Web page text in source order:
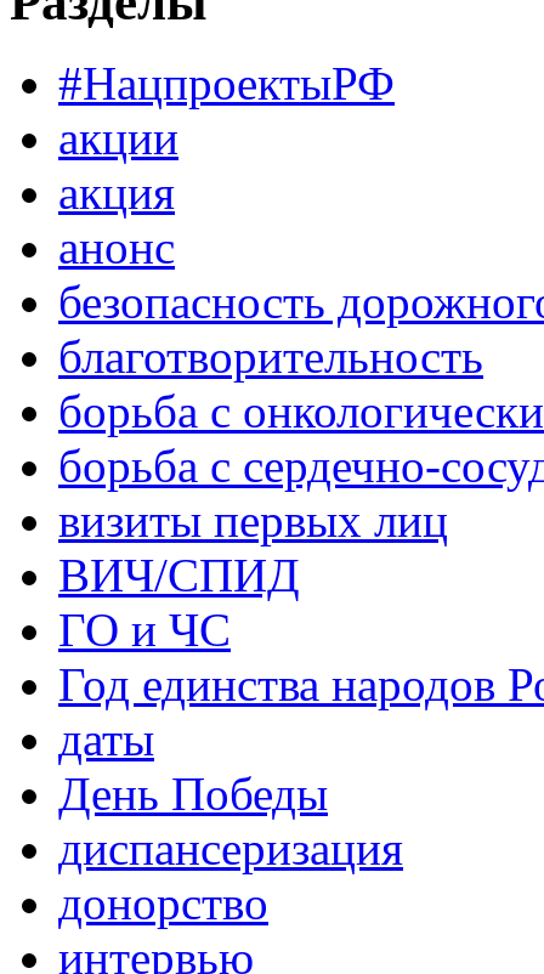
#НацпроектыРФ
акции
акция
анонс
безопасность
благотворительность
борьба с
борьба с сердечно-
визиты первых лиц
ВИЧ/СПИД
ГО и ЧС
Год единства народов
даты
День Победы
диспансеризация
донорство
интервью